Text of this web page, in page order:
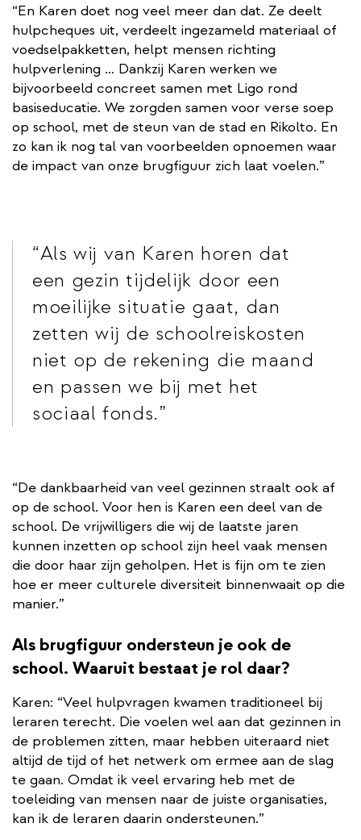
“En Karen doet nog veel meer dan dat. Ze deelt
hulpcheques uit, verdeelt ingezameld materiaal of
voedselpakketten, helpt mensen richting
hulpverlening … Dankzij Karen werken we
bijvoorbeeld concreet samen met Ligo rond
basiseducatie. We zorgden samen voor verse soep
op school, met de steun van de stad en Rikolto. En
zo kan ik nog tal van voorbeelden opnoemen waar
de impact van onze brugfiguur zich laat voelen.”
Als wij van Karen horen dat
een gezin tijdelijk door een
moeilijke situatie gaat, dan
zetten wij de schoolreiskosten
niet op de rekening die maand
en passen we bij met het
sociaal fonds.
“De dankbaarheid van veel gezinnen straalt ook af
op de school. Voor hen is Karen een deel van de
school. De vrijwilligers die wij de laatste jaren
kunnen inzetten op school zijn heel vaak mensen
die door haar zijn geholpen. Het is fijn om te zien
hoe er meer culturele diversiteit binnenwaait op die
manier.”
Als brugfiguur ondersteun je ook de
school. Waaruit bestaat je rol daar?
Karen: “Veel hulpvragen kwamen traditioneel bij
leraren terecht. Die voelen wel aan dat gezinnen in
de problemen zitten, maar hebben uiteraard niet
altijd de tijd of het netwerk om ermee aan de slag
te gaan. Omdat ik veel ervaring heb met de
toeleiding van mensen naar de juiste organisaties,
kan ik de leraren daarin ondersteunen.”